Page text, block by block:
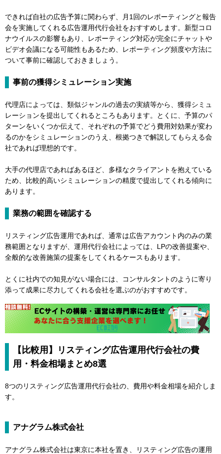
できれば自社の広告予算に関わらず、月1回のレポーティングと報告
会を実施してくれる広告運用代行会社をおすすめします。新型コロ
ナウイルスの影響もあり、レポーティング対応が完全にチャットや
ビデオ会議になる可能性もあるため、レポーティング頻度や方法に
ついて事前に確認しておきましょう。
事前の獲得シミュレーション実施
代理店によっては、類似ジャンルの過去の実績等から、獲得シミュ
レーションを提出してくれるところもあります。とくに、予算のパ
ターンをいくつか伝えて、それぞれの予算でどう費用対効果が変わ
るのかをシミュレーションのうえ、根拠つきで解説してもらえる会
社であれば理想的です。
大手の代理店であればあるほど、多様なクライアントを抱えている
ため、比較的高いシミュレーションの精度で提出してくれる傾向に
あります。
業務の範囲を確認する
リスティング広告運用であれば、通常は広告アカウント内のみの業
務範囲となりますが、運用代行会社によっては、LPの改善提案や、
全般的な改善施策の提案をしてくれるケースもあります。
とくに社内での知見がない場合には、コンサルタントのように寄り
添って成果に尽力してくれる会社を選ぶのがおすすめです。
【比較用】リスティング広告運用代行会社の費
用・料金相場まとめ8選
8つのリスティング広告運用代行会社の、費用や料金相場を紹介しま
す。
アナグラム株式会社
アナグラム株式会社は東京に本社を置き、リスティング広告の運用